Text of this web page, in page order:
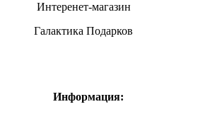
Интеренет-магазин
Галактика Подарков
Информация: